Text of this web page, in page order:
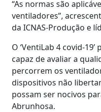
“As normas são
ventiladores”,
da ICNAS-Produção e
O ‘VentiLab 4 covid-
capaz de avaliar a
percorrem os
dispositivos não
possam ser nocivos
Abrunhosa.